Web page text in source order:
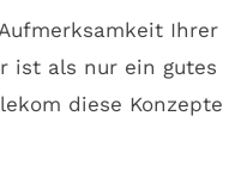
Ihrer
ist als nur ein gutes
diese Konzepte